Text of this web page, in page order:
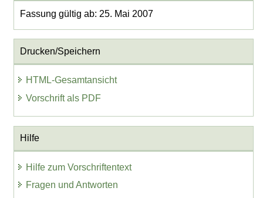
Fassung gültig ab: 25. Mai 2007
Drucken/Speichern
HTML-Gesamtansicht
Vorschrift als PDF
Hilfe
Hilfe zum Vorschriftentext
Fragen und Antworten